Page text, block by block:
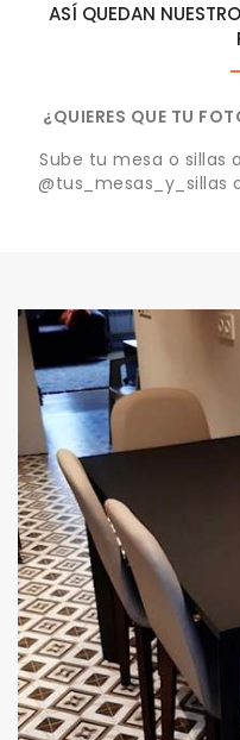
ASÍ QUEDAN
¿QUIERES QUE TU
Sube tu mesa o sillas
@tus_mesas_y_sillas